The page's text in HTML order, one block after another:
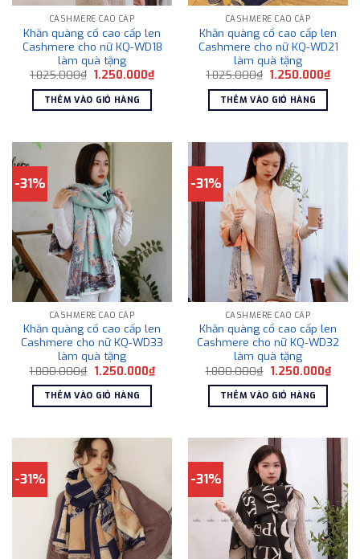
CASHMERE CAO CẤP
Khăn quàng cổ cao cấp len
Cashmere cho nữ KQ-WD18
làm quà tặng
1.825.000₫ Giá
là:
1.825.000₫.
1.250.000₫Giá
hiện
1.250.000₫.
THÊM VÀO GIỎ HÀNG
CASHMERE CAO CẤP
Khăn quàng cổ cao cấp len
Cashmere cho nữ KQ-WD21
làm quà tặng
1.825.000₫ Giá
là:
1.825.000₫.
1.250.000₫Giá
hiện
THÊM VÀO GIỎ HÀNG
-31%
CASHMERE CAO CẤP
Khăn quàng cổ cao cấp len
Cashmere cho nữ KQ-WD33
làm quà tặng
1.800.000₫ Giá
là:
1.800.000₫.
1.250.000₫Giá
hiện
1.250.000₫.
THÊM VÀO GIỎ HÀNG
-31%
CASHMERE CAO CẤP
Khăn quàng cổ cao cấp len
Cashmere cho nữ KQ-WD32
làm quà tặng
1.800.000₫ Giá
là:
1.800.000₫.
1.250.000₫Giá
hiện
THÊM VÀO GIỎ HÀNG
-31% -31%